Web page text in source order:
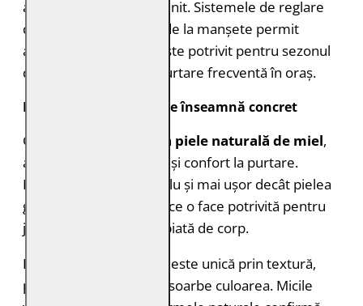
aspect curat și bine definit. Sistemele de reglare
din talie și fermoarele de la manșete permit
ajustări fine. Modelul este potrivit pentru sezonul
de tranziție și pentru purtare frecventă în oraș.
Piele naturală 100% – ce înseamnă concret
Geaca este realizată din piele naturală de miel,
apreciată pentru finețe și confort la purtare.
Materialul este mai suplu și mai ușor decât pielea
groasă de bovină, ceea ce o face potrivită pentru
jachete cu croială apropiată de corp.
Fiecare bucată de piele este unică prin textură,
pori și modul în care absoarbe culoarea. Micile